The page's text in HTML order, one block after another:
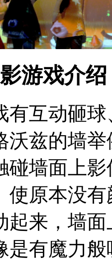
游戏介绍
有互动砸
沃兹的墙
碰墙面上
使原本没
起来，墙
是有魔力